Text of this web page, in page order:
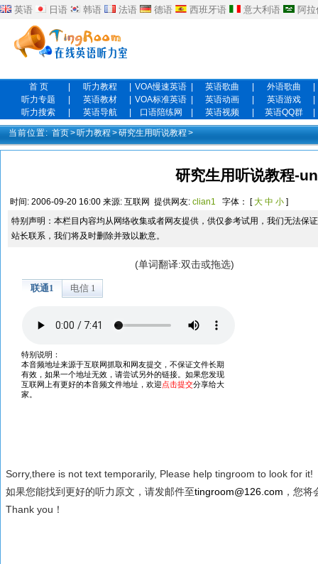
英语 日语 韩语 法语 德语 西班牙语 意大利语 阿
首 页 听力教程 VOA慢速英语 英语歌曲 外语歌曲
听力专题
英语教材 VOA标准英语 英语动画 英语游戏
听力搜索
英语导航 口语陪练网 英语视频 英语QQ群
当前位置: 首页>听力教程 >研究生用听说教程 >
研究生用听说教程-
时间: 2006-09-20 16:00 来源: 互联网 提供网友: clian1 字体： [大 中 小 ]
特别声明：本栏目内容均从网络收集或者网友提供，供仅参考试用，我们无法保
站长联系，我们将及时删除并致以歉意。
(单词翻译:双击或拖选)
Sorry,there is not text temporarily, Please help tingroom to look for it!
如果您能找到更好的听力原文，请发邮件至tingroom@126.com ，您
Thank you！